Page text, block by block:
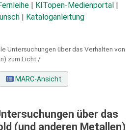
KITopen-Medienportal
Kataloganleitung
Untersuchungen über das Verhalten von
zum Licht /
MARC-Ansicht
über das
(und anderen Metallen)